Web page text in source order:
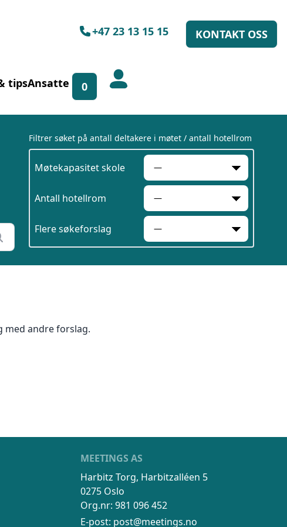
+47 23 13 15 15 KONTAKT OSS
tipsAnsatte 0
Filtrer søket på antall deltakere i møtet / antall hotellrom
Møtekapasitet skole
Antall hotellrom
Flere søkeforslag
med andre forslag.
MEETINGS AS
Harbitz Torg, Harbitzalléen 5
0275 Oslo
Org.nr: 981 096 452
E-post: post@meetings.no
til å hjelpe deg, enten skriftlig
på ønsket sted,